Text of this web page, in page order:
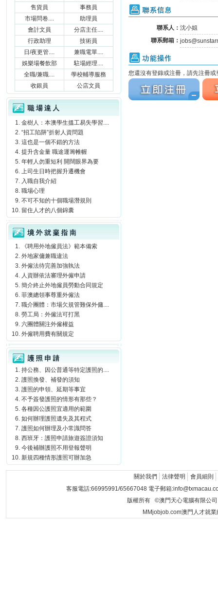
聯系信息
聯系人： 沈小姐
聯系郵箱：
功能操作
您還沒有登錄或注冊，請先注冊
立刻注冊
立刻
售貨員
事務員
市場問卷....
助理員
會計文員
分店主任....
行政助理
技術員
日/夜更管....
兼職電單....
娛樂場餐飲部
駐場經理....
全職/兼職....
學校輔導服務
收銀員
公店文員
職場達人
金樹人：本澳學生搵工易失學習....
“招工陷阱”折射人資問題
這也是一個不錯的方法
提升含金量 職途運籌帷幄
年輕人勿重短利 開闊眼界為要
上司生日時把握升遷機會
入職自我介紹
職場心理
不可不知的十個職場潛規則
留住人才的八個錦囊
境外就業指南
《聘用外地僱員法》範本備索
外地家傭兼職違法
外僱法待完善加強執法
人資辦依法審理外僱申請
簡介終止外地僱員勞動合同規定
菲澳總領事尊重外僱法
職介團體：市場欠規管難保外傭....
勞工局：外僱法可打黑
六團體關注外僱權益
外僱聘用費有關規定
護照申請
持公務、因公普通等特定護照的....
護照換發、補發的須知
護照的申領、延期等事宜
不予簽發護照的情形有那些？
各種因公護照宜適用的範圍
如何辦理護照遺失及其程式
護照如何辦理及小常識問答
西班牙：護照申請旅遊簽證須知
今後補辦護照不用登報聲明
新規四種情形護照可辦加急
關於我們 法律聲明
會員細則
客服電話:66995991/65667048 電子郵箱
版權所有 ©澳門天心電腦有限公
MMjobjob.com澳門人才就